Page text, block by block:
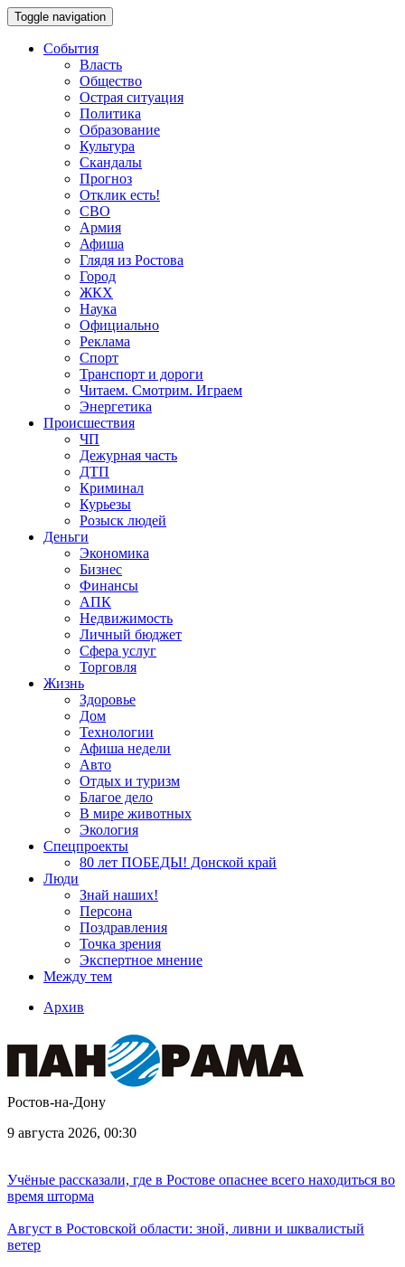
Toggle navigation
События
Власть
Общество
Острая ситуация
Политика
Образование
Культура
Скандалы
Прогноз
Отклик есть!
СВО
Армия
Афиша
Глядя из Ростова
Город
ЖКХ
Наука
Официально
Реклама
Спорт
Транспорт и дороги
Читаем. Смотрим. Играем
Энергетика
Происшествия
ЧП
Дежурная часть
ДТП
Криминал
Курьезы
Розыск людей
Деньги
Экономика
Бизнес
Финансы
АПК
Недвижимость
Личный бюджет
Сфера услуг
Торговля
Жизнь
Здоровье
Дом
Технологии
Афиша недели
Авто
Отдых и туризм
Благое дело
В мире животных
Экология
Спецпроекты
80 лет ПОБЕДЫ! Донской край
Люди
Знай наших!
Персона
Поздравления
Точка зрения
Экспертное мнение
Между тем
Архив
Ростов-на-Дону
9 августа 2026, 00:30
Учёные рассказали, где в Ростове опаснее всего находиться во
время шторма
Август в Ростовской области: зной, ливни и шквалистый
ветер